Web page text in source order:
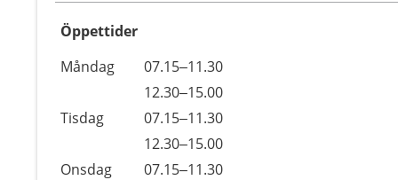
Öppettider
Dag
Öppettider
Kommentarer
Måndag
07.15–11.30
12.30–15.00
Tisdag
07.15–11.30
12.30–15.00
Onsdag
07.15–11.30